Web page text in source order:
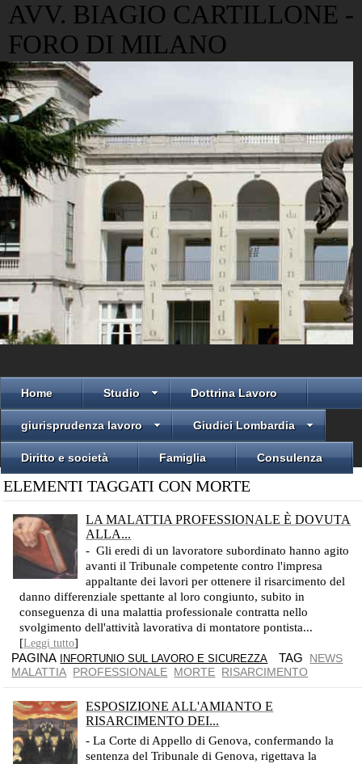
AVV. BIAGIO CARTILLONE -
FORO DI MILANO
Home Studio Dottrina Lavoro
giurisprudenza lavoro Giudici Lombardia
Diritto e società Famiglia Consulenza
ELEMENTI TAGGATI CON MORTE
LA MALATTIA PROFESSIONALE È DOVUTA
ALLA...
- Gli eredi di un lavoratore subordinato hanno agito
avanti il Tribunale competente contro l'impresa
appaltante dei lavori per ottenere il risarcimento del
danno differenziale spettante al loro congiunto, subito in
conseguenza di una malattia professionale contratta nello
svolgimento dell'attività lavorativa di montatore pontista...
[Leggi tutto]
PAGINA INFORTUNIO SUL LAVORO E SICUREZZA TAG NEWS
MALATTIA PROFESSIONALE MORTE RISARCIMENTO
ESPOSIZIONE ALL'AMIANTO E
RISARCIMENTO DEI...
- La Corte di Appello di Genova, confermando la
sentenza del Tribunale di Genova, rigettava la